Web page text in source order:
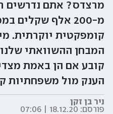
מרצדס? אתם נדרשים
מ-200 אלף
קומפקטית יוקרתית.
המבחן ההשוואתי
קובע אם הן באמת
הענק מול משפחתיות
ניר בן זקן
פורסם: 18.12.20 | 07:06